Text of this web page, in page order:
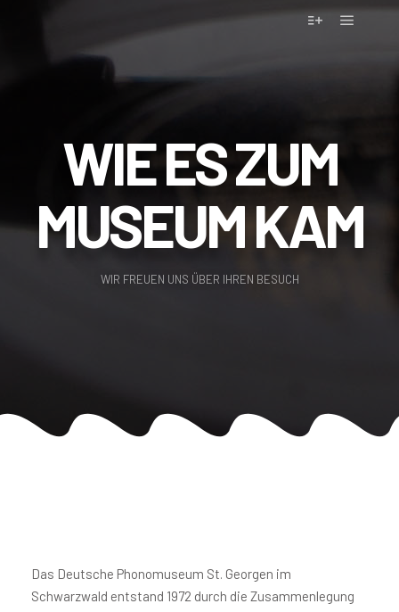
WIE ES ZUM
MUSEUM KAM
WIR FREUEN UNS ÜBER IHREN BESUCH
Das Deutsche Phonomuseum St. Georgen im
Schwarzwald entstand 1972 durch die Zusammenlegung